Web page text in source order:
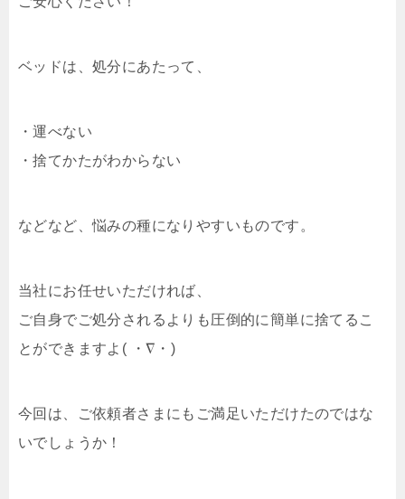
ベッドは、処分にあたって、
・運べない
・捨てかたがわからない
などなど、悩みの種になりやすいものです。
当社にお任せいただければ、
ご自身でご処分されるよりも圧倒的に簡単に捨てるこ
とができますよ( ・∇・)
今回は、ご依頼者さまにもご満足いただけたのではな
いでしょうか！